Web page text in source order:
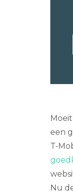
een
T-
Nu